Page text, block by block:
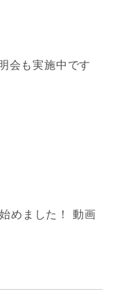
会も実施中です
めました！ 動画